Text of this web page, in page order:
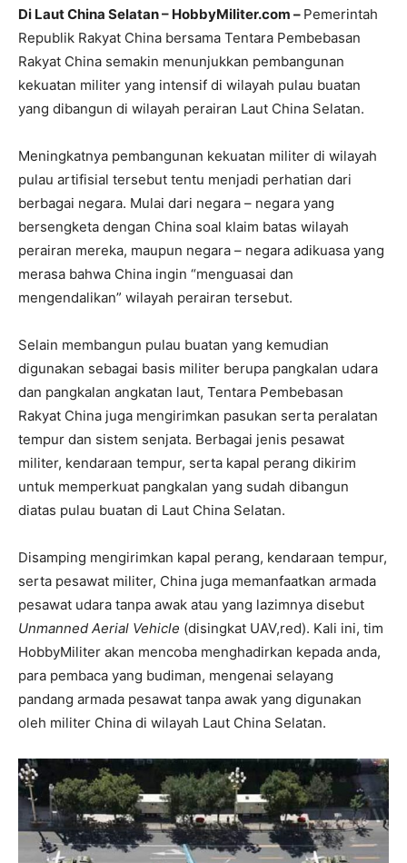
Di Laut China Selatan – HobbyMiliter.com – Pemerintah
Republik Rakyat China bersama Tentara Pembebasan
Rakyat China semakin menunjukkan pembangunan
kekuatan militer yang intensif di wilayah pulau buatan
yang dibangun di wilayah perairan Laut China Selatan.
Meningkatnya pembangunan kekuatan militer di wilayah
pulau artifisial tersebut tentu menjadi perhatian dari
berbagai negara. Mulai dari negara – negara yang
bersengketa dengan China soal klaim batas wilayah
perairan mereka, maupun negara – negara adikuasa yang
merasa bahwa China ingin “menguasai dan
mengendalikan” wilayah perairan tersebut.
Selain membangun pulau buatan yang kemudian
digunakan sebagai basis militer berupa pangkalan udara
dan pangkalan angkatan laut, Tentara Pembebasan
Rakyat China juga mengirimkan pasukan serta peralatan
tempur dan sistem senjata. Berbagai jenis pesawat
militer, kendaraan tempur, serta kapal perang dikirim
untuk memperkuat pangkalan yang sudah dibangun
diatas pulau buatan di Laut China Selatan.
Disamping mengirimkan kapal perang, kendaraan tempur,
serta pesawat militer, China juga memanfaatkan armada
pesawat udara tanpa awak atau yang lazimnya disebut
Unmanned Aerial Vehicle (disingkat UAV,red). Kali ini, tim
HobbyMiliter akan mencoba menghadirkan kepada anda,
para pembaca yang budiman, mengenai selayang
pandang armada pesawat tanpa awak yang digunakan
oleh militer China di wilayah Laut China Selatan.